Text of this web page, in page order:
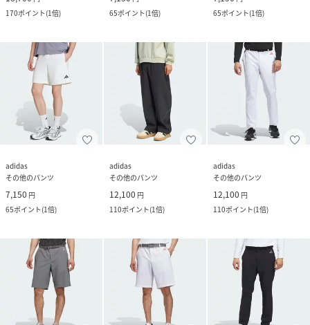
170ポイント(1倍)
65ポイント(1倍)
65ポイント(1倍)
adidas
その他のパンツ
7,150 円
65ポイント(1倍)
adidas
その他のパンツ
12,100 円
110ポイント(1倍)
adidas
その他のパンツ
12,100 円
110ポイント(1倍)